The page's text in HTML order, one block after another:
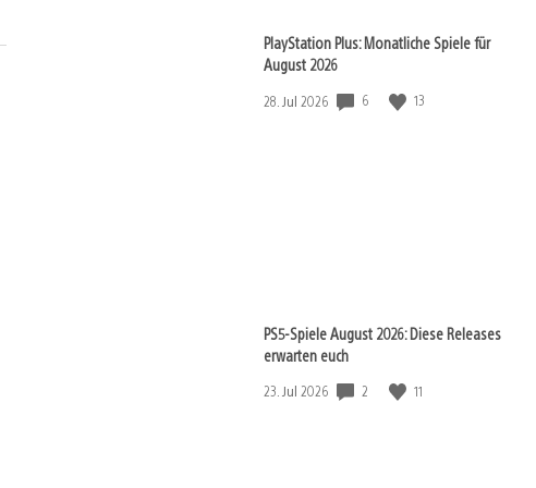
PlayStation Plus: Monatliche Spiele für
August 2026
Veröffentlichungsdatum:
28. Jul 2026 6 13
PS5-Spiele August 2026: Diese Releases
erwarten euch
Veröffentlichungsdatum:
23. Jul 2026 2 11